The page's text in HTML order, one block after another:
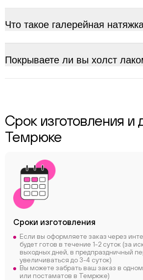
Что такое галерейная
Покрываете ли вы холст
Срок изготовления и
Темрюке
Сроки изготовления
Если вы оформляете заказ через
будет готов в течение 1-2 суток (за
выходных дней, в предпраздничный
увеличиваться до 3-4 суток)
Вы можете забрать ваш заказ в
или постаматов в Темрюке)